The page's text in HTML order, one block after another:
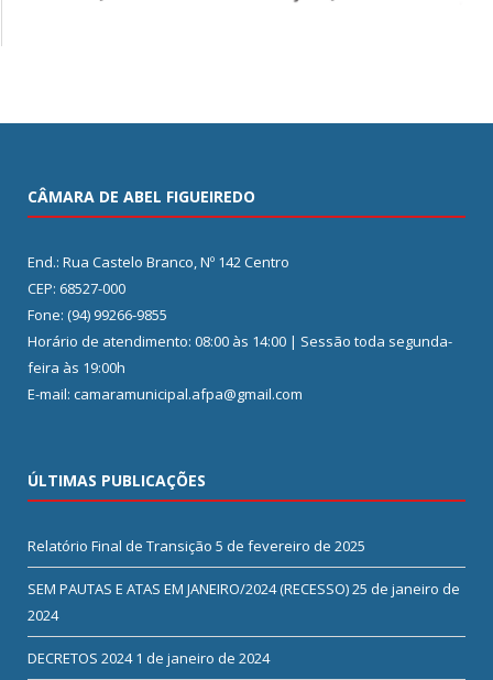
CÂMARA DE ABEL FIGUEIREDO
End.: Rua Castelo Branco, Nº 142 Centro
CEP: 68527-000
Fone: (94) 99266-9855
Horário de atendimento: 08:00 às 14:00 | Sessão toda segunda-
feira às 19:00h
E-mail: camaramunicipal.afpa@gmail.com
ÚLTIMAS PUBLICAÇÕES
Relatório Final de Transição 5 de fevereiro de 2025
SEM PAUTAS E ATAS EM JANEIRO/2024 (RECESSO)25 de janeiro de
2024
DECRETOS 2024 1 de janeiro de 2024